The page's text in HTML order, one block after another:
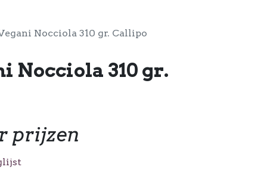
Nocciola 310 gr. Callipo
Nocciola 310 gr.
prijzen